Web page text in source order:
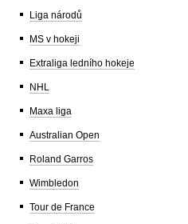
Liga národů
MS v hokeji
Extraliga ledního hokeje
NHL
Maxa liga
Australian Open
Roland Garros
Wimbledon
Tour de France